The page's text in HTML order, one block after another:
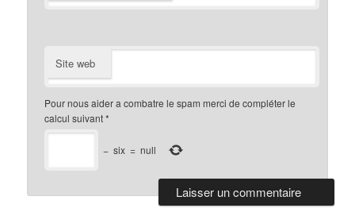
Site web
Pour nous aider a combatre le spam merci de compléter le
calcul suivant*
− six = null